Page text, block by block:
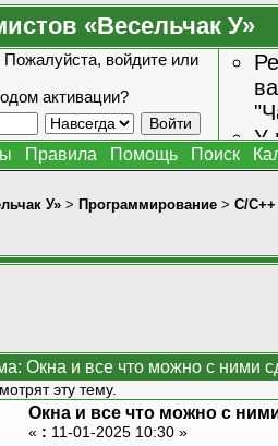
«Весельчак У»
Пожалуйста, войдите или
активации?
У
Правила Помощь Поиск
У» > Программирование > C/C++
Окна и все что можно с ними
эту тему.
Окна и все что можно с
« : 11-01-2025 10:30 »